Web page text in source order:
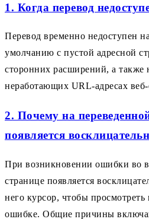
1. Когда перевод
Перевод временно недоступен
умолчанию с пустой адресной
сторонних расширений, а также
неработающих URL-адресах
2. Почему на
появляется
При возникновении ошибки во
странице появляется
него курсор, чтобы
ошибке. Общие причины